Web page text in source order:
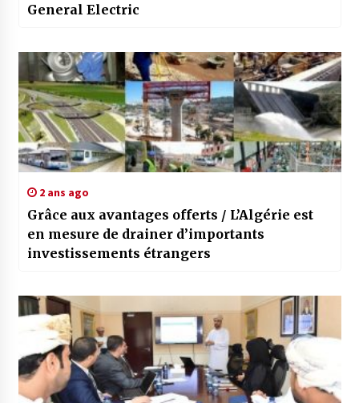
General Electric
2 ans ago
Grâce aux avantages offerts / L’Algérie est
en mesure de drainer d’importants
investissements étrangers